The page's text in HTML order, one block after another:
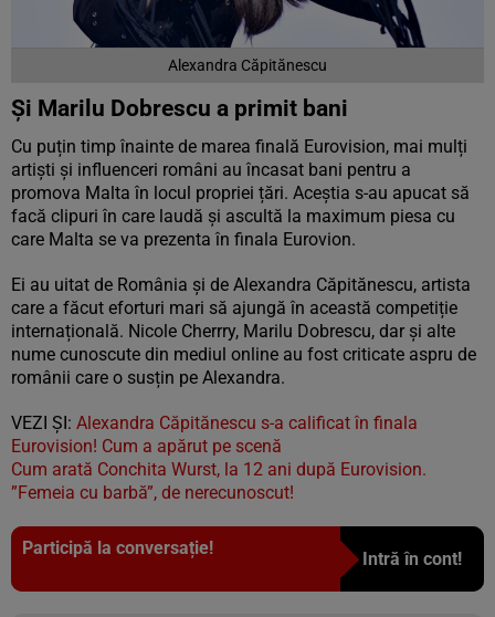
Alexandra Căpitănescu
Și Marilu Dobrescu a primit bani
Cu puțin timp înainte de marea finală Eurovision, mai mulți
artiști și influenceri români au încasat bani pentru a
promova Malta în locul propriei țări. Aceștia s-au apucat să
facă clipuri în care laudă și ascultă la maximum piesa cu
care Malta se va prezenta în finala Eurovion.
Ei au uitat de România și de Alexandra Căpitănescu, artista
care a făcut eforturi mari să ajungă în această competiție
internațională. Nicole Cherrry, Marilu Dobrescu, dar și alte
nume cunoscute din mediul online au fost criticate aspru de
românii care o susțin pe Alexandra.
VEZI ȘI: Alexandra Căpitănescu s-a calificat în finala
Eurovision! Cum a apărut pe scenă
Cum arată Conchita Wurst, la 12 ani după Eurovision.
”Femeia cu barbă”, de nerecunoscut!
Participă la conversație!
Intră în cont!